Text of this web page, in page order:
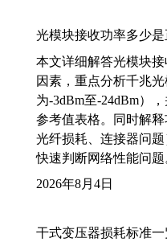
光模块接收功率多少是
本文详细解答光模块
因素，重点分析千兆
为-3dBm至-24dBm）
参考值表格。同时解
光纤损耗、连接器问
快速判断网络性能问题
2026年8月4日
干式变压器损耗标准